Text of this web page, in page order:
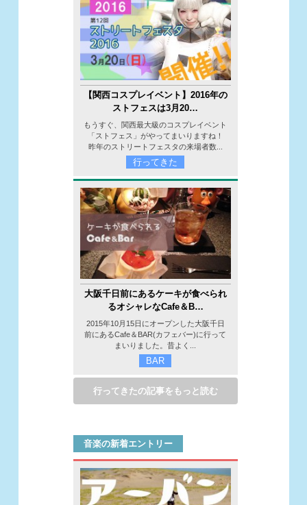
【関西コスプレイベント】2016年の
ストフェスは3月20…
もうすぐ、関西最大級のコスプレイベント
「ストフェス」がやってまいりますね！
昨年のストリートフェスタの来場者数...
行ってきた
大阪千日前にあるケーキが食べられ
るオシャレなCafe＆B…
2015年10月15日にオープンした大阪千日
前にあるCafe＆BAR(カフェバー)に行って
まいりました。昔よく...
BAR
行ってきたの記事をもっと読む
音楽の新着エントリー